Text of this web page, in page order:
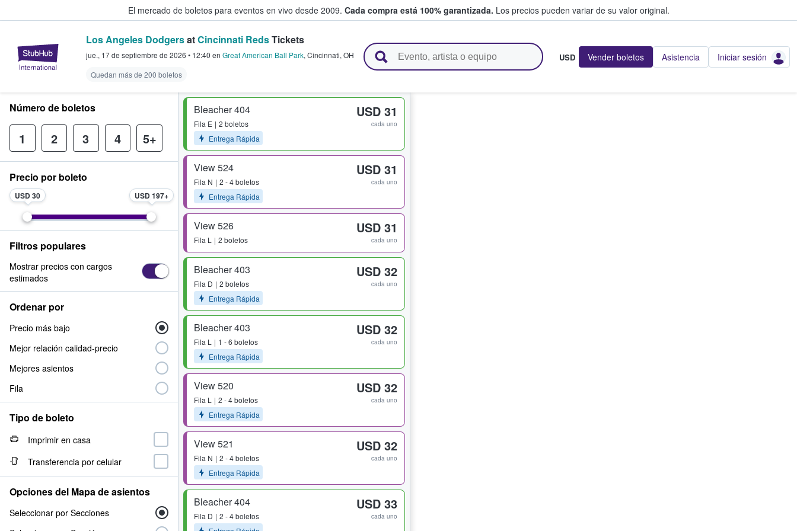
El mercado de boletos para eventos en vivo desde 2009. Cada compra está 100% garantizada. Los precios pueden variar de su valor original.
StubHub: donde los fans compran y venden boletos
Los Angeles DodgersatCincinnati RedsTickets
jue., 17 de septiembre de 2026 • 12:40 en Great American Ball Park, Cincinnati, OH
Quedan más de 200 boletos
USD Vender boletos Asistencia Iniciar sesión
Bleacher 404
Fila E
2 boletos
Entrega Rápida
USD 31
cada uno
View 524
Fila N
2 - 4 boletos
Entrega Rápida
USD 31
cada uno
View 526
Fila L 2 boletos
USD 31
cada uno
Bleacher 403
Fila D
2 boletos
Entrega Rápida
USD 32
cada uno
Bleacher 403
Fila L
1 - 6 boletos
Entrega Rápida
USD 32
cada uno
View 520
Fila L
2 - 4 boletos
Entrega Rápida
USD 32
cada uno
View 521
Fila N
2 - 4 boletos
Entrega Rápida
USD 32
cada uno
Bleacher 404
Fila D
2 - 4 boletos
USD 33
cada uno
Número de boletos
1 2 3 4 5+
Precio por boleto
USD 30 USD 197
Filtros populares
Mostrar precios con cargos
estimados
Ordenar por
Precio más bajo
Mejor relación calidad-precio
Mejores asientos
Fila
Tipo de boleto
Imprimir en casa
Transferencia por celular
Opciones del Mapa de asientos
Seleccionar por Secciones